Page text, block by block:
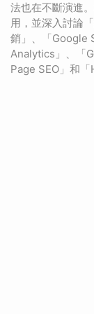
法也在不斷演進
用，並深入討論
銷」、「Google
Analytics」、「
Page SEO」和「